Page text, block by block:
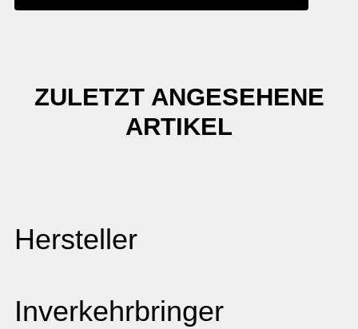
ZULETZT ANGESEHENE
ARTIKEL
Hersteller
Inverkehrbringer